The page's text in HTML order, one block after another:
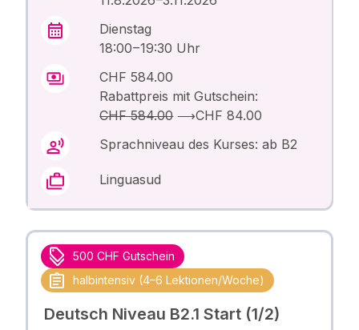
Dienstag
18:00 – 19:30 Uhr
CHF 584.00
Rabattpreis mit Gutschein:
CHF 584.00⟶CHF 84.00
Sprachniveau des Kurses: ab B2
Linguasud
500 CHF Gutschein
halbintensiv (4–6 Lektionen/Woche)
Deutsch Niveau B2.1 Start (1/2)